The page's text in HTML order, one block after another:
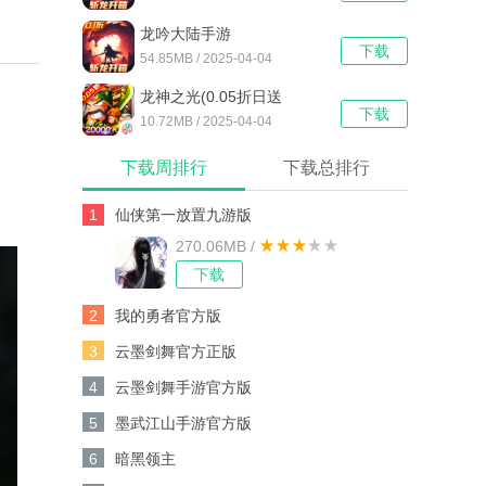
下载
龙吟大陆手游
54.85MB / 2025-04-04
下载
龙神之光(0.05折日送
20000代充券)
10.72MB / 2025-04-04
下载周排行 下载总排行
1
仙侠第一放置九游版
270.06MB /
下载
2 我的勇者官方版
3 云墨剑舞官方正版
4 云墨剑舞手游官方版
5 墨武江山手游官方版
6 暗黑领主